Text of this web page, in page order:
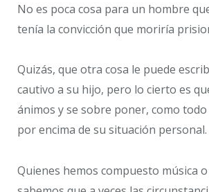
No es poca cosa para un hombre
tenía la convicción que moriría
Quizás, que otra cosa le puede
cautivo a su hijo, pero lo cierto es
ánimos y se sobre poner, como
por encima de su situación personal.
Quienes hemos compuesto música